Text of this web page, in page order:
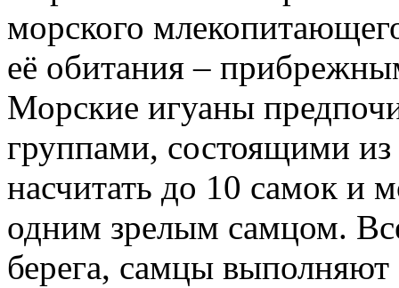
морского
её обитания –
Морские игуаны
группами, состоящими
насчитать до 10 самок и
одним зрелым самцом.
берега, самцы